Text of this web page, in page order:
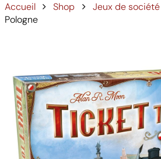
Accueil Shop Jeux de société
Pologne